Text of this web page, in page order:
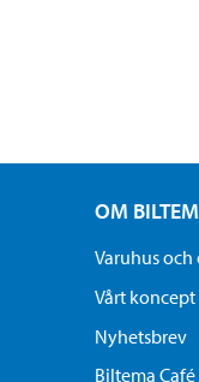
OM
Varuhus
Vårt koncept
Nyhetsbrev
Biltema Café